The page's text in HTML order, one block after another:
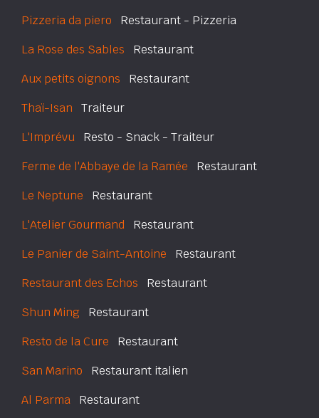
Pizzeria da piero Restaurant - Pizzeria
La Rose des Sables Restaurant
Aux petits oignons Restaurant
Thaï-Isan Traiteur
L'Imprévu Resto - Snack - Traiteur
Ferme de l'Abbaye de la Ramée Restaurant
Le Neptune Restaurant
L'Atelier Gourmand Restaurant
Le Panier de Saint-Antoine Restaurant
Restaurant des Echos Restaurant
Shun Ming Restaurant
Resto de la Cure Restaurant
San Marino Restaurant italien
Al Parma Restaurant